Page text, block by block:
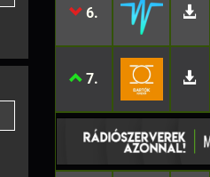
6.
7.